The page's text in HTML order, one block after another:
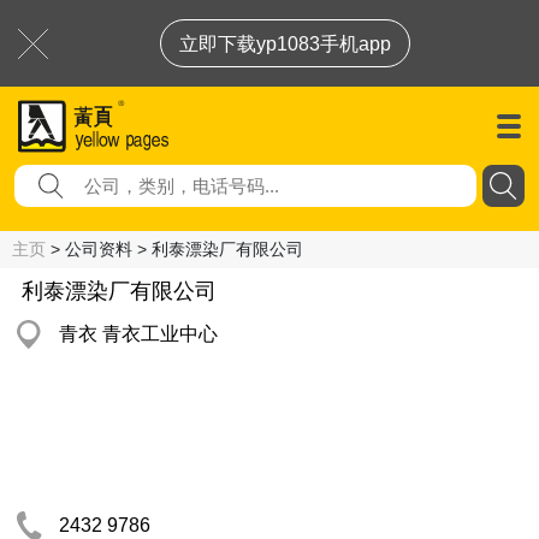
立即下载yp1083手机app
主页 > 公司资料 > 利泰漂染厂有限公司
利泰漂染厂有限公司
青衣 青衣工业中心
2432 9786